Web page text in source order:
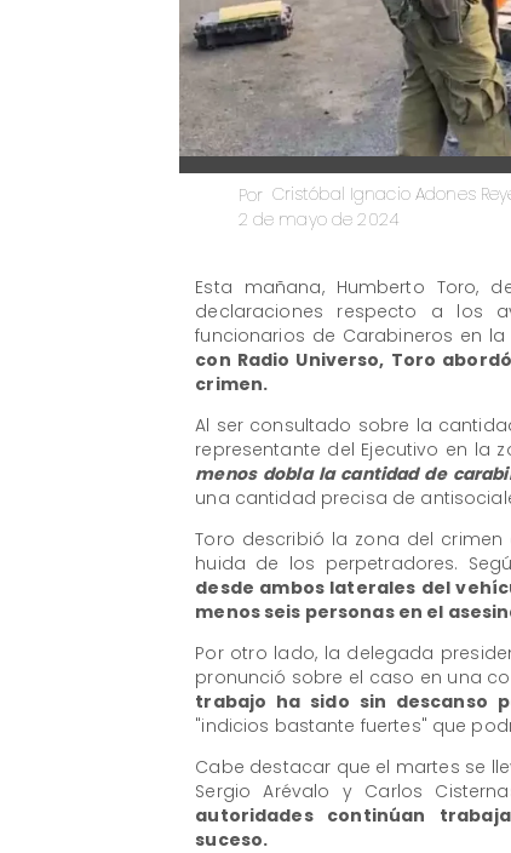
Cristóbal Ignacio Adones
Por
2 de mayo de 2024
Esta mañana, Humberto Toro,
declaraciones respecto a los
funcionarios de Carabineros en
con Radio Universo, Toro
crimen.
Al ser consultado sobre la
representante del Ejecutivo en la
menos dobla la cantidad de
una cantidad precisa de
Toro describió la zona del
huida de los perpetradores.
desde ambos laterales del
menos seis personas en el
Por otro lado, la delegada
pronunció sobre el caso en una
trabajo ha sido sin descanso
"indicios bastante fuertes" que
Cabe destacar que el martes se
Sergio Arévalo y Carlos
autoridades continúan
suceso.